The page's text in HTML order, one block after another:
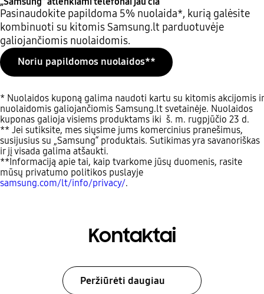
Pasinaudokite papildoma 5% nuolaida*, kurią galėsite
kombinuoti su kitomis Samsung.lt parduotuvėje
galiojančiomis nuolaidomis.
Noriu papildomos nuolaidos**
* Nuolaidos kuponą galima naudoti kartu su kitomis akcijomis ir
nuolaidomis galiojančiomis Samsung.lt svetainėje. Nuolaidos
kuponas galioja visiems produktams iki š. m. rugpjūčio 23 d.
** Jei sutiksite, mes siųsime jums komercinius pranešimus,
susijusius su „Samsung“ produktais. Sutikimas yra savanoriškas
ir jį visada galima atšaukti.
**Informaciją apie tai, kaip tvarkome jūsų duomenis, rasite
mūsų privatumo politikos puslayje
samsung.com/lt/info/privacy/.
Kontaktai
Peržiūrėti daugiau